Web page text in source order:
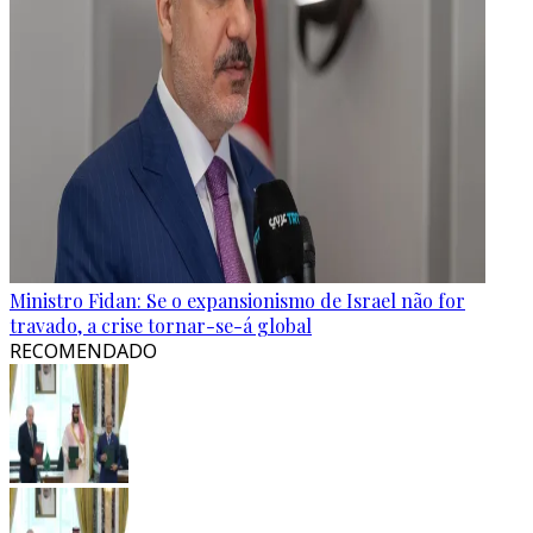
Ministro Fidan: Se o expansionismo de Israel não for
travado, a crise tornar-se-á global
RECOMENDADO